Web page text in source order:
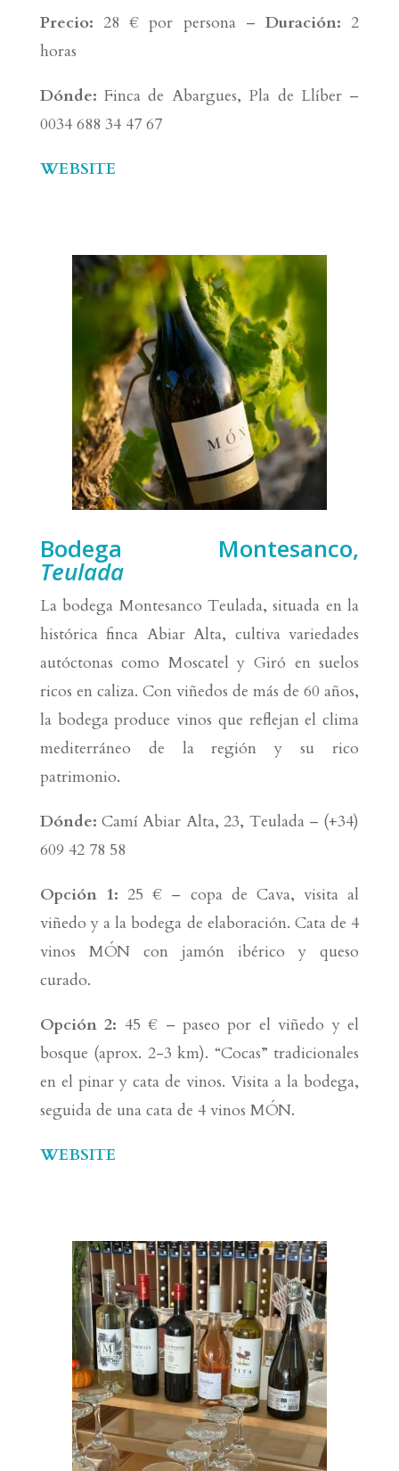
Precio: 28 € por persona – Duración: 2
horas
Dónde: Finca de Abargues, Pla de Llíber –
0034 688 34 47 67
WEBSITE
Bodega Montesanco,
Teulada
La bodega Montesanco Teulada, situada en la
histórica finca Abiar Alta, cultiva variedades
autóctonas como Moscatel y Giró en suelos
ricos en caliza. Con viñedos de más de 60 años,
la bodega produce vinos que reflejan el clima
mediterráneo de la región y su rico
patrimonio.
Dónde: Camí Abiar Alta, 23, Teulada – (+34)
609 42 78 58
Opción 1: 25 € – copa de Cava, visita al
viñedo y a la bodega de elaboración. Cata de 4
vinos MÓN con jamón ibérico y queso
curado.
Opción 2: 45 € – paseo por el viñedo y el
bosque (aprox. 2-3 km). “Cocas” tradicionales
en el pinar y cata de vinos. Visita a la bodega,
seguida de una cata de 4 vinos MÓN.
WEBSITE